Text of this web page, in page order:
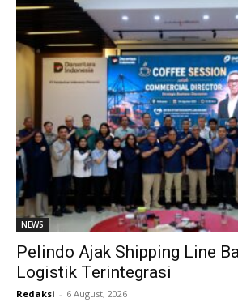
NEWS
Pelindo Ajak Shipping Line
Logistik Terintegrasi
Redaksi - 6 August, 2026